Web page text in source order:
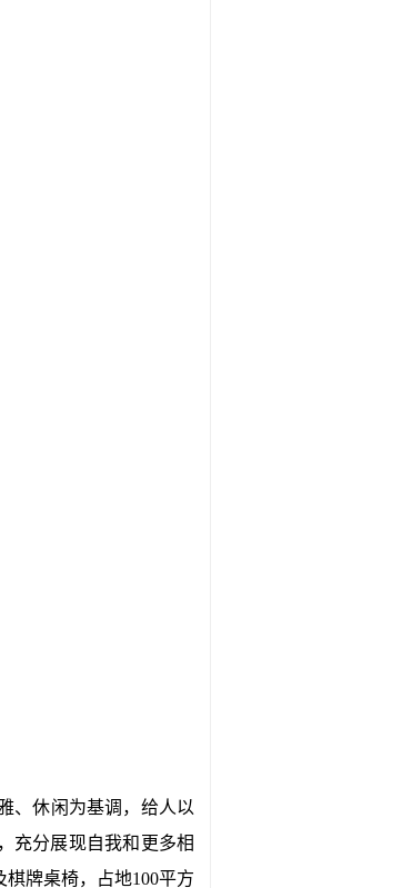
、休闲为基调，给人以
充分展现自我和更多相
牌桌椅，占地100平方